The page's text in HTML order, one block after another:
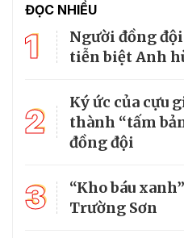
ĐỌC NHIỀU
1
Người đồng
tiễn biệt Anh
2
Ký ức của cựu
thành “tấm
đồng đội
3
“Kho báu
Trường Sơn